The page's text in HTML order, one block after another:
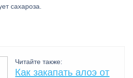
сахароза.
Читайте также:
Как закапать алоэ от